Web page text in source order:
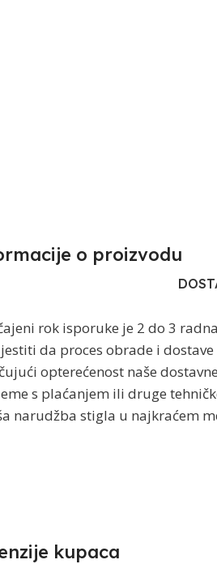
o proizvodu​
rok isporuke je 2 do 3
da proces obrade i
opterećenost naše
s plaćanjem ili druge
narudžba stigla u najkraćem
kupaca